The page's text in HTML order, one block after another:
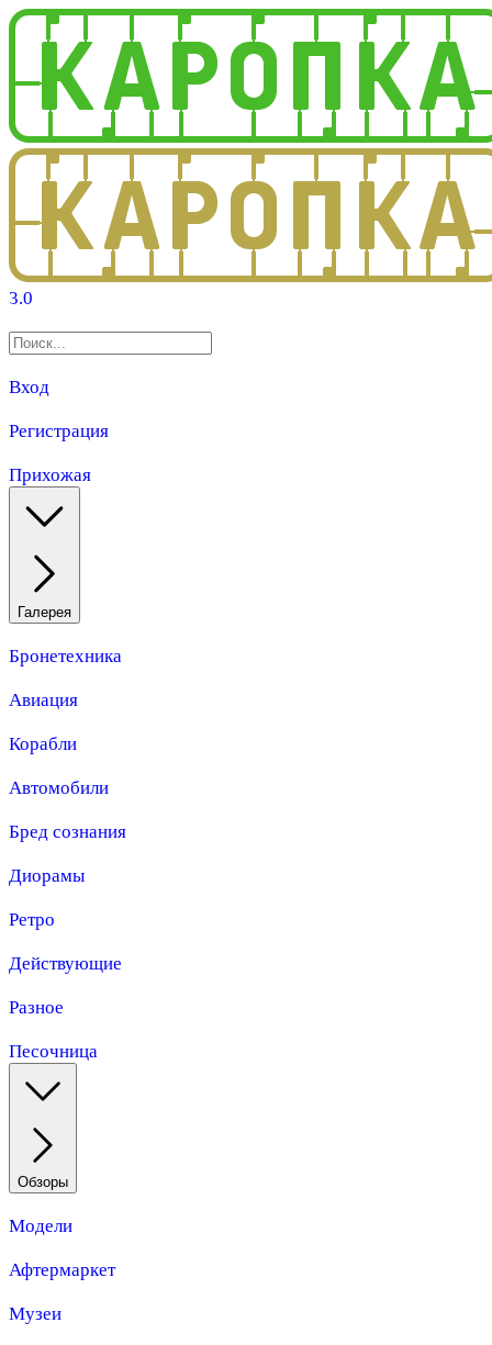
3.0
Вход
Регистрация
Прихожая
Галерея
Бронетехника
Авиация
Корабли
Автомобили
Бред сознания
Диорамы
Ретро
Действующие
Разное
Песочница
Обзоры
Модели
Афтермаркет
Музеи